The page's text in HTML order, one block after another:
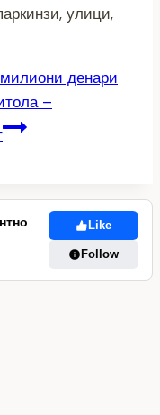
улици,
денари
–
Like
Follow